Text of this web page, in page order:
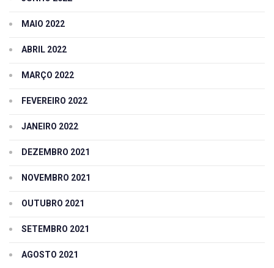
MAIO 2022
ABRIL 2022
MARÇO 2022
FEVEREIRO 2022
JANEIRO 2022
DEZEMBRO 2021
NOVEMBRO 2021
OUTUBRO 2021
SETEMBRO 2021
AGOSTO 2021